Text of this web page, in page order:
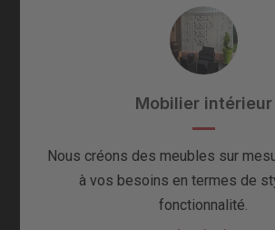
Mobilier intérieur
Nous créons des meubles sur
à vos besoins en termes de
fonctionnalité.